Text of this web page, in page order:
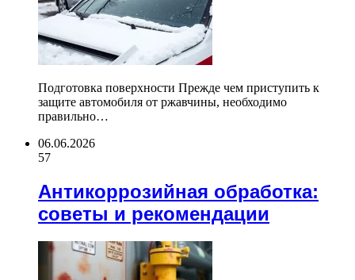
Подготовка поверхности Прежде чем приступить к
защите автомобиля от ржавчины, необходимо
правильно…
06.06.2026
57
Антикоррозийная обработка:
советы и рекомендации